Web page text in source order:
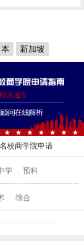
本 新加坡
校商学院申请
学 预科
综合